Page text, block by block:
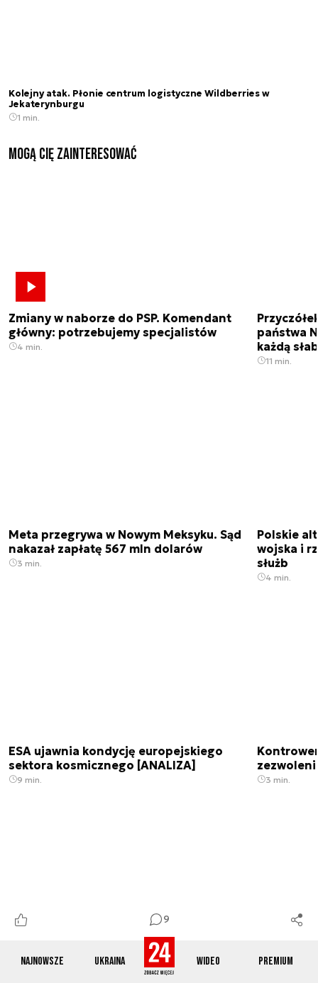
Najnowsze Ukraina Wideo Premium
9
Kolejny atak. Płonie centrum logistyczne Wildberries w
Jekaterynburgu
1 min.
Mogą Cię zainteresować
Zmiany w naborze do PSP. Komendant
główny: potrzebujemy specjalistów
4 min.
państwa
każdą
11 min.
Meta przegrywa w Nowym Meksyku. Sąd
nakazał zapłatę 567 mln dolarów
3 min.
Polskie
wojska i
służb
4 min.
ESA ujawnia kondycję europejskiego
sektora kosmicznego [ANALIZA]
9 min. 3 min.
Elektryczne autobusy podbijają Europę.
Pełna zeroemisyjność możliwa w 2028